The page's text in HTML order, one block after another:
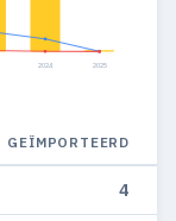
2024 2025
GEÏMPORTEERD
4